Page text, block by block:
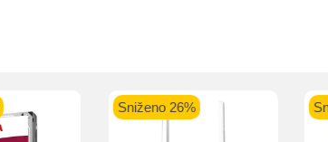
Sniženo 26%